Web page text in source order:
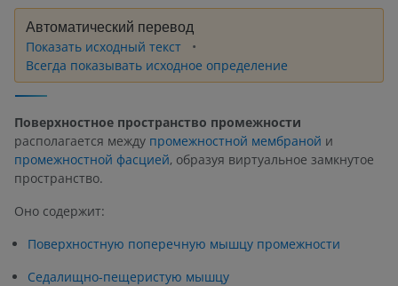
Автоматический перевод
Показать исходный текст
Всегда показывать исходное определение
Поверхностное пространство промежности
располагается между промежностной мембраной и
промежностной фасцией, образуя виртуальное замкнутое
пространство.
Оно содержит:
Поверхностную поперечную мышцу промежности
Седалищно-пещеристую мышцу